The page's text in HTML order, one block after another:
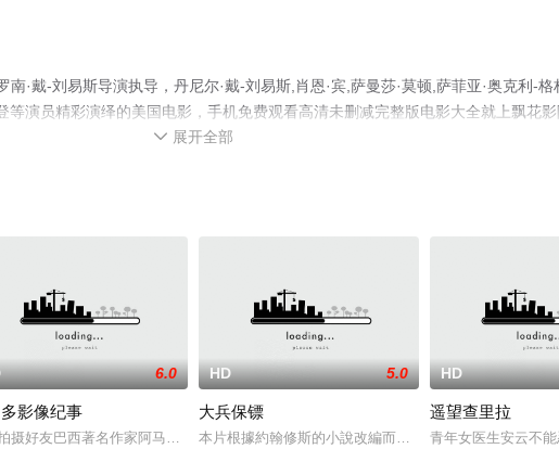
·戴-刘易斯导演执导，丹尼尔·戴-刘易斯,肖恩·宾,萨曼莎·莫顿,萨菲亚·奥克利-格
等演员精彩演绎的美国电影，手机免费观看高清未删减完整版电影大全就上飘花
 展开全部
，和她完美主义（但本身却不完美）的哥哥一起参加瓦萨滑雪比赛。
6.0
影像纪事
摄好友巴西著名作家阿马多的纪录短片。 This film was commissioned by Glauber
HD 5.0
大兵保镖
本片根據約翰修斯的小說改編而成，敘述3個高中新生在
HD
遥望查里拉
青年女医生安云不